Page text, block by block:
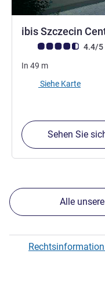
ibis Szczecin
Note 4.4/5
In 49 m
Siehe Karte
Sehen Sie
Alle
Rechtsinformation